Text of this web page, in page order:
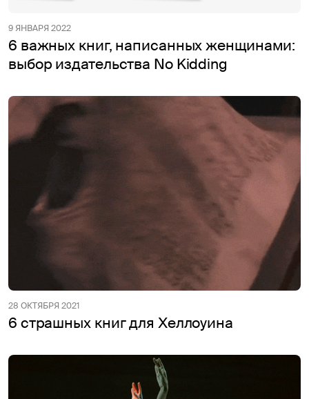
9 ЯНВАРЯ 2022
6 важных книг, написанных женщинами:
выбор издательства No Kidding
28 ОКТЯБРЯ 2021
6 страшных книг для Хеллоуина